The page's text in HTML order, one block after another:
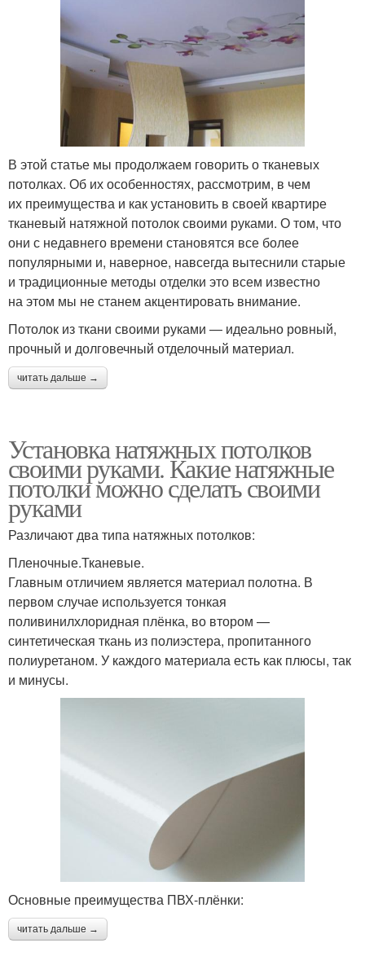
В этой статье мы продолжаем говорить о тканевых
потолках. Об их особенностях, рассмотрим, в чем
их преимущества и как установить в своей квартире
тканевый натяжной потолок своими руками. О том, что
они с недавнего времени становятся все более
популярными и, наверное, навсегда вытеснили старые
и традиционные методы отделки это всем известно
на этом мы не станем акцентировать внимание.
Потолок из ткани своими руками — идеально ровный,
прочный и долговечный отделочный материал.
читать дальше →
Установка натяжных потолков
своими руками. Какие натяжные
потолки можно сделать своими
руками
Различают два типа натяжных потолков:
Пленочные.Тканевые.
Главным отличием является материал полотна. В
первом случае используется тонкая
поливинилхлоридная плёнка, во втором —
синтетическая ткань из полиэстера, пропитанного
полиуретаном. У каждого материала есть как плюсы, так
и минусы.
Основные преимущества ПВХ-плёнки:
читать дальше →